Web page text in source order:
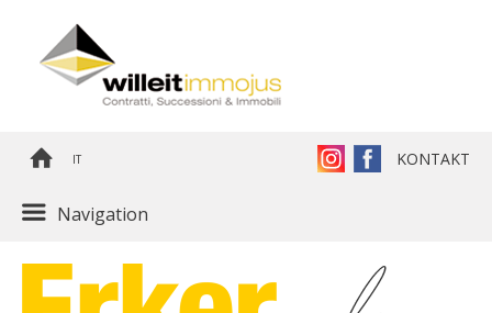
IT KONTAKT
Navigation